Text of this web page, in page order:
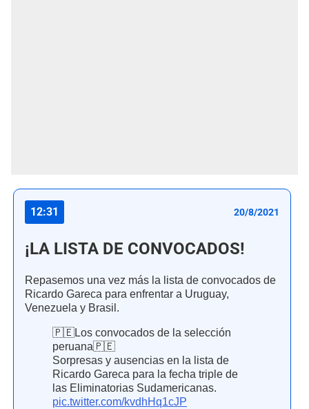
12:31 20/8/2021
¡LA LISTA DE CONVOCADOS!
Repasemos una vez más la lista de convocados de
Ricardo Gareca para enfrentar a Uruguay,
Venezuela y Brasil.
🇵🇪Los convocados de la selección
peruana🇵🇪
Sorpresas y ausencias en la lista de
Ricardo Gareca para la fecha triple de
las Eliminatorias Sudamericanas.
pic.twitter.com/kvdhHq1cJP